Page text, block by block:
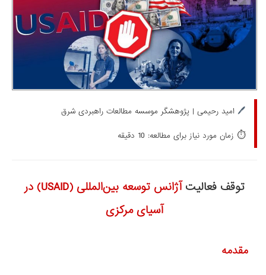
🖊️ امید رحیمی | پژوهشگر موسسه مطالعات راهبردی شرق
⏱️ زمان مورد نیاز برای مطالعه: 10 دقیقه
توقف فعالیت
آژانس توسعه بین‌المللی (USAID) در
آسیای مرکزی
مقدمه